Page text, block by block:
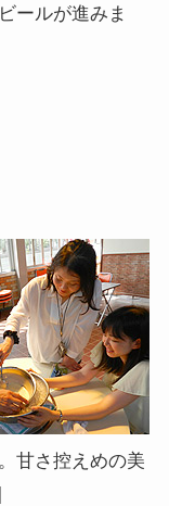
ールが進みま
甘さ控えめの美